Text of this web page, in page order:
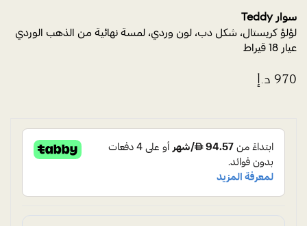
سوار Teddy
لؤلؤ كريستال، شكل دب، لون وردي، لمسة نهائية من الذهب الوردي
عيار 18 قيراط